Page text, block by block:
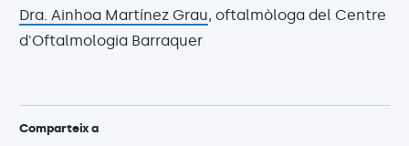
Dra. Ainhoa Martínez Grau, oftalmòloga del Centre
d'Oftalmologia Barraquer
Comparteix a